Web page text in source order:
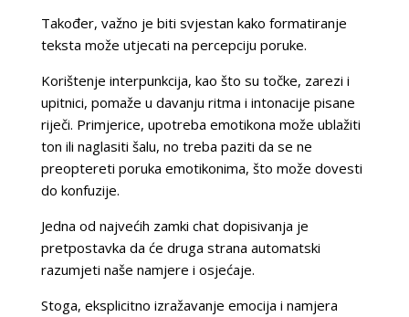
Također, važno je biti svjestan kako formatiranje
teksta može utjecati na percepciju poruke.
Korištenje interpunkcija, kao što su točke, zarezi i
upitnici, pomaže u davanju ritma i intonacije pisane
riječi. Primjerice, upotreba emotikona može ublažiti
ton ili naglasiti šalu, no treba paziti da se ne
preoptereti poruka emotikonima, što može dovesti
do konfuzije.
Jedna od najvećih zamki chat dopisivanja je
pretpostavka da će druga strana automatski
razumjeti naše namjere i osjećaje.
Stoga, eksplicitno izražavanje emocija i namjera